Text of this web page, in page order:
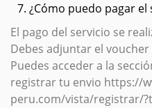
7. ¿Cómo puedo pagar el
El pago del servicio se
Debes adjuntar el voucher
Puedes acceder a la
registrar tu envio https://
peru.com/vista/registrar/